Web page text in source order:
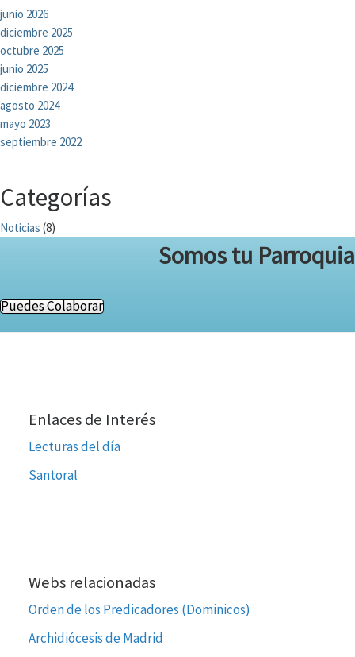
junio 2026
diciembre 2025
octubre 2025
junio 2025
diciembre 2024
agosto 2024
mayo 2023
septiembre 2022
Categorías
Noticias (8)
Somos tu Parroquia
Puedes Colaborar
Enlaces de Interés
Lecturas del día
Santoral
Webs relacionadas
Orden de los Predicadores (Dominicos)
Archidiócesis de Madrid